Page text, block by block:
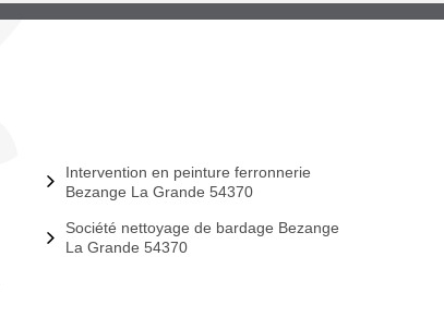
Intervention en peinture ferronnerie
Bezange La Grande 54370
Société nettoyage de bardage Bezange
La Grande 54370